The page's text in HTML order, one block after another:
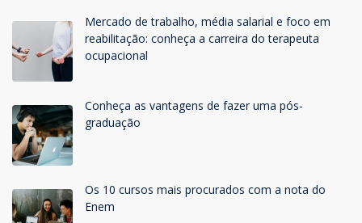
Mercado de trabalho, média salarial e foco em
reabilitação: conheça a carreira do terapeuta
ocupacional
Conheça as vantagens de fazer uma pós-
graduação
Os 10 cursos mais procurados com a nota do
Enem